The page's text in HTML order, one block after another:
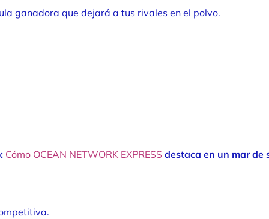
ganadora que dejará a tus rivales en el polvo.
Cómo OCEAN NETWORK EXPRESS destaca en un mar de